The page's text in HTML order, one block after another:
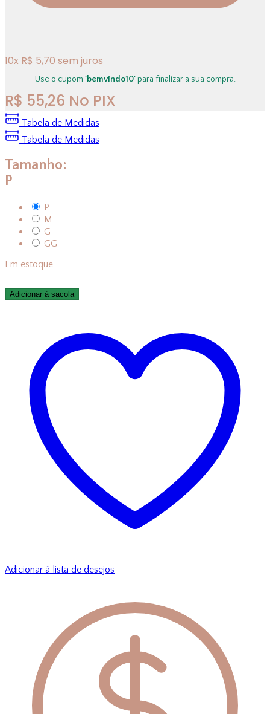
10x R$ 5,70 sem juros
Use o cupom 'bemvindo10'para finalizar a sua compra.
R$ 55,26 No PIX
Tabela de Medidas
Tabela de Medidas
Tamanho:
P
P
M
G
GG
Em estoque
Adicionar à sacola
Adicionar à lista de desejos